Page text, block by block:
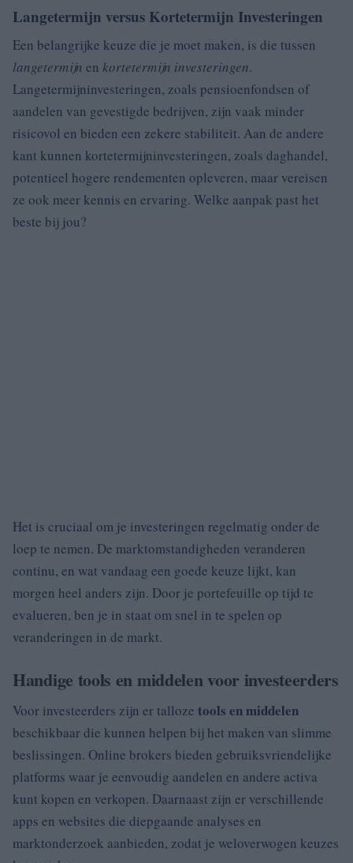
Langetermijn versus Kortetermijn Investeringen
Een belangrijke keuze die je moet maken, is die tussen
langetermijn en kortetermijn investeringen.
Langetermijninvesteringen, zoals pensioenfondsen of
aandelen van gevestigde bedrijven, zijn vaak minder
risicovol en bieden een zekere stabiliteit. Aan de andere
kant kunnen kortetermijninvesteringen, zoals daghandel,
potentieel hogere rendementen opleveren, maar vereisen
ze ook meer kennis en ervaring. Welke aanpak past het
beste bij jou?
Het is cruciaal om je investeringen regelmatig onder de
loep te nemen. De marktomstandigheden veranderen
continu, en wat vandaag een goede keuze lijkt, kan
morgen heel anders zijn. Door je portefeuille op tijd te
evalueren, ben je in staat om snel in te spelen op
veranderingen in de markt.
Handige tools en middelen voor investeerders
Voor investeerders zijn er talloze tools en middelen
beschikbaar die kunnen helpen bij het maken van slimme
beslissingen. Online brokers bieden gebruiksvriendelijke
platforms waar je eenvoudig aandelen en andere activa
kunt kopen en verkopen. Daarnaast zijn er verschillende
apps en websites die diepgaande analyses en
marktonderzoek aanbieden, zodat je weloverwogen keuzes